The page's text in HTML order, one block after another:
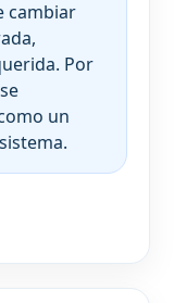
cambiar
Por
un